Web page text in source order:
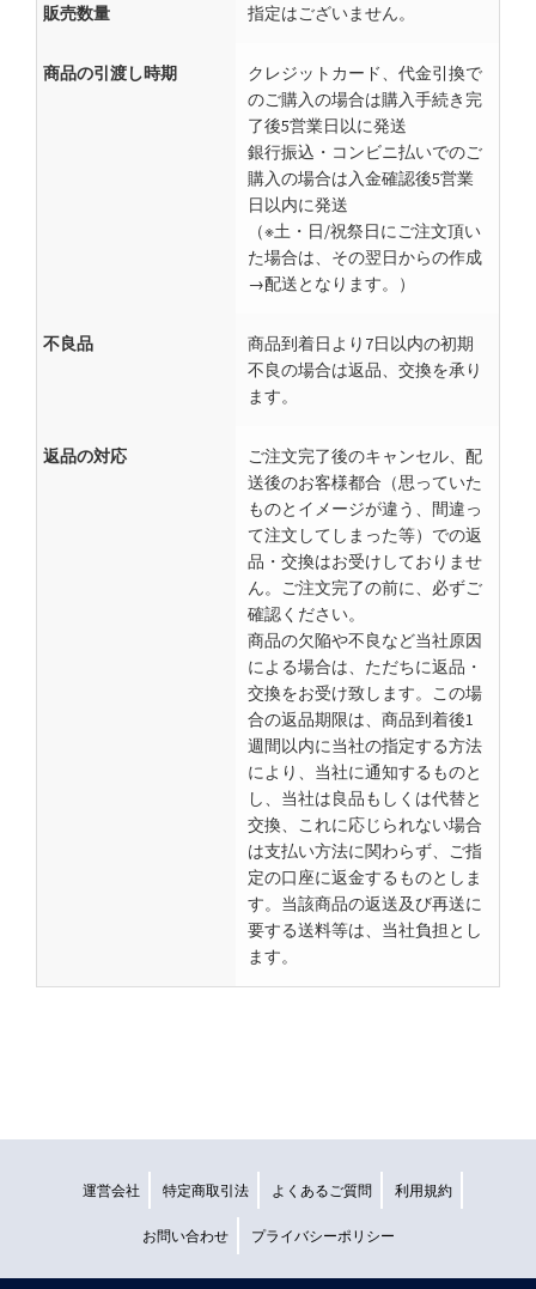
販売数量 指定はございません。
商品の引渡し時期
クレジットカード、代金引換で
のご購入の場合は購入手続き完
了後5営業日以に発送
銀行振込・コンビニ払いでのご
購入の場合は入金確認後5営業
日以内に発送
（※土・日/祝祭日にご注文頂い
た場合は、その翌日からの作成
→配送となります。）
不良品
商品到着日より7日以内の初期
不良の場合は返品、交換を承り
ます。
返品の対応
ご注文完了後のキャンセル、配
送後のお客様都合（思っていた
ものとイメージが違う、間違っ
て注文してしまった等）での返
品・交換はお受けしておりませ
ん。ご注文完了の前に、必ずご
確認ください。
商品の欠陥や不良など当社原因
による場合は、ただちに返品・
交換をお受け致します。この場
合の返品期限は、商品到着後1
週間以内に当社の指定する方法
により、当社に通知するものと
し、当社は良品もしくは代替と
交換、これに応じられない場合
は支払い方法に関わらず、ご指
定の口座に返金するものとしま
す。当該商品の返送及び再送に
要する送料等は、当社負担とし
ます。
運営会社 特定商取引法 よくあるご質問 利用規約
お問い合わせ プライバシーポリシー